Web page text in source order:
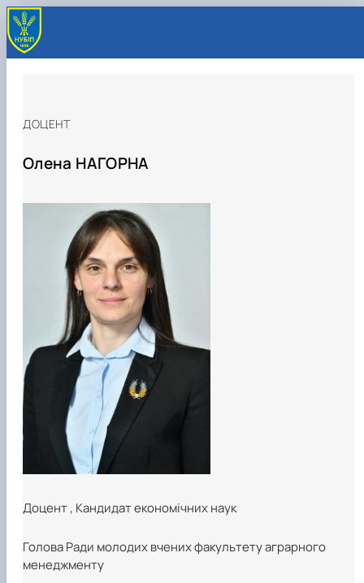
Голова Ради молодих вчених факультету аграрного
менеджменту
Олена НАГОРНА
ДОЦЕНТ
Доцент, Кандидат економічних наук